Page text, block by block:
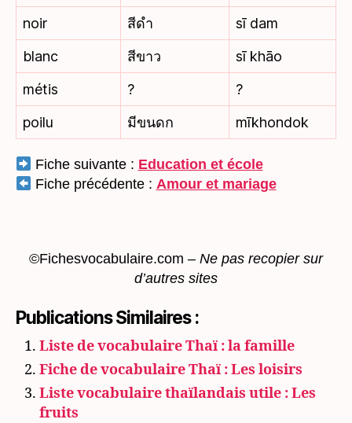
noir
สีดำ
sī dam
blanc
สีขาว
sī khāo
métis
?
?
poilu
มีขนดก mīkhondok
Fiche suivante : Education et école
Fiche précédente : Amour et mariage
©Fichesvocabulaire.com – Ne pas recopier sur
d’autres sites
Publications Similaires :
Liste de vocabulaire Thaï : la famille
Fiche de vocabulaire Thaï : Les loisirs
Liste vocabulaire thaïlandais utile : Les
fruits